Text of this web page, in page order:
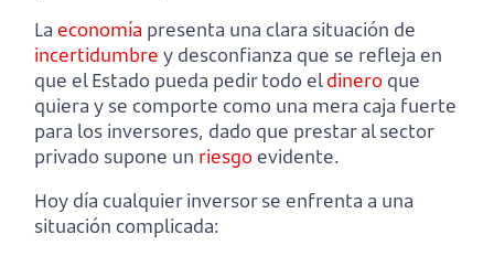
La economía presenta una clara situación de
incertidumbre y desconfianza que se refleja en
que el Estado pueda pedir todo eldinero que
quiera y se comporte como una mera caja fuerte
para los inversores, dado que prestar al sector
privado supone un riesgoevidente.
Hoy día cualquier inversor se enfrenta a una
situación complicada: